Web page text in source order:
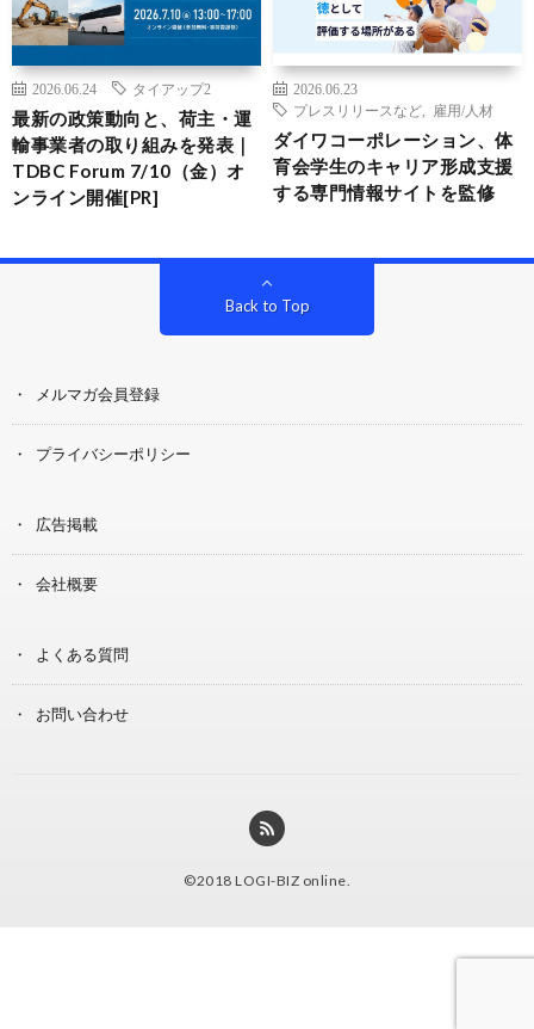
2026.06.24 タイアップ2
最新の政策動向と、荷主・運
輸事業者の取り組みを発表｜
TDBC Forum 7/10（金）オ
ンライン開催[PR]
2026.06.23
プレスリリースなど
雇用/人材
ダイワコーポレーション、体
育会学生のキャリア形成支援
する専門情報サイトを監修
Back to Top
メルマガ会員登録
プライバシーポリシー
広告掲載
会社概要
よくある質問
お問い合わせ
©2018 LOGI-BIZ online